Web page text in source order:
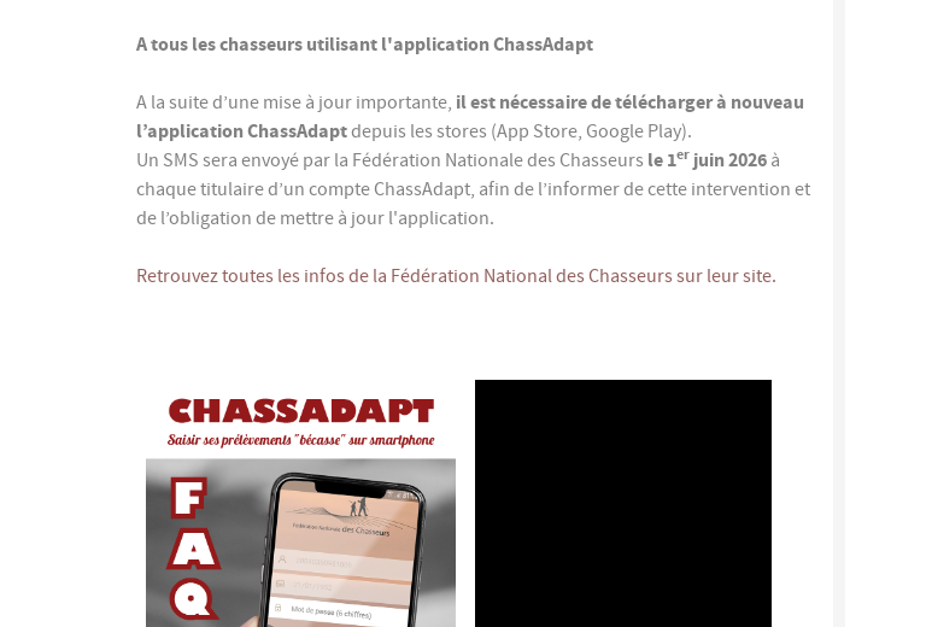
A tous les chasseurs utilisant l'application ChassAdapt
A la suite d’une mise à jour importante, il est nécessaire de télécharger à nouveau
l’application ChassAdaptdepuis les stores (App Store, Google Play).
Un SMS sera envoyé par la Fédération Nationale des Chasseurs le 1er juin2026 à
chaque titulaire d’un compte ChassAdapt, afin de l’informer de cette intervention et
de l’obligation de mettre à jour l'application.
Retrouvez toutes les infos de la Fédération National des Chasseurs sur leur site.